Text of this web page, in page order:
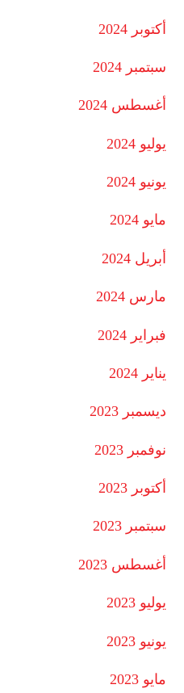
أكتوبر 2024
سبتمبر 2024
أغسطس 2024
يوليو 2024
يونيو 2024
مايو 2024
أبريل 2024
مارس 2024
فبراير 2024
يناير 2024
ديسمبر 2023
نوفمبر 2023
أكتوبر 2023
سبتمبر 2023
أغسطس 2023
يوليو 2023
يونيو 2023
مايو 2023